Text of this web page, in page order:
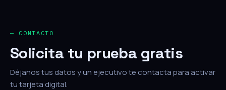
— CONTACTO
Solicita tu prueba gratis
Déjanos tus datos y un ejecutivo te contacta para activar
tu tarjeta digital.